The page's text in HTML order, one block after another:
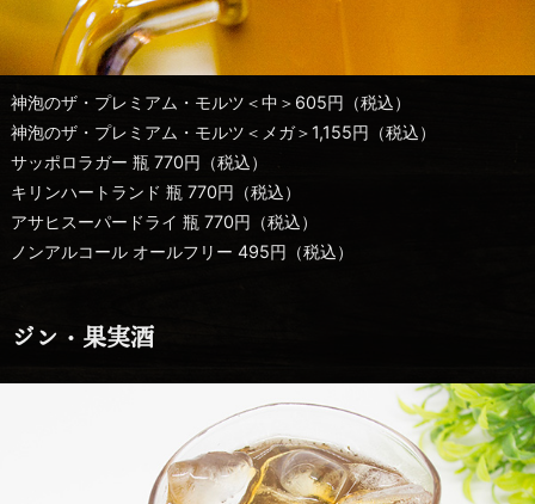
神泡のザ・プレミアム・モルツ＜中＞605円（税込）
神泡のザ・プレミアム・モルツ＜メガ＞1,155円（税込）
サッポロラガー 瓶 770円（税込）
キリンハートランド 瓶 770円（税込）
アサヒスーパードライ 瓶 770円（税込）
ノンアルコール オールフリー 495円（税込）
ジン・果実酒